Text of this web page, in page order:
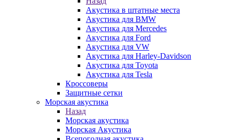
Акустика в штатные места
Акустика для BMW
Акустика для Mercedes
Акустика для Ford
Акустика для VW
Акустика для Harley-Davidson
Акустика для Toyota
Акустика для Tesla
Кроссоверы
Защитные сетки
Морская акустика
Назад
Морская акустика
Морская Акустика